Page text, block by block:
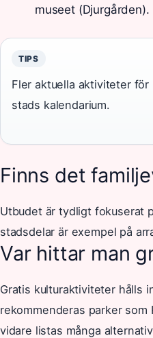
museet (Djurgården).
TIPS
Fler aktuella aktiviteter
stads kalendarium.
Finns det
Utbudet är tydligt fokuserat
stadsdelar är exempel på
Var hittar man
Gratis kulturaktiviteter hålls
rekommenderas parker som
vidare listas många